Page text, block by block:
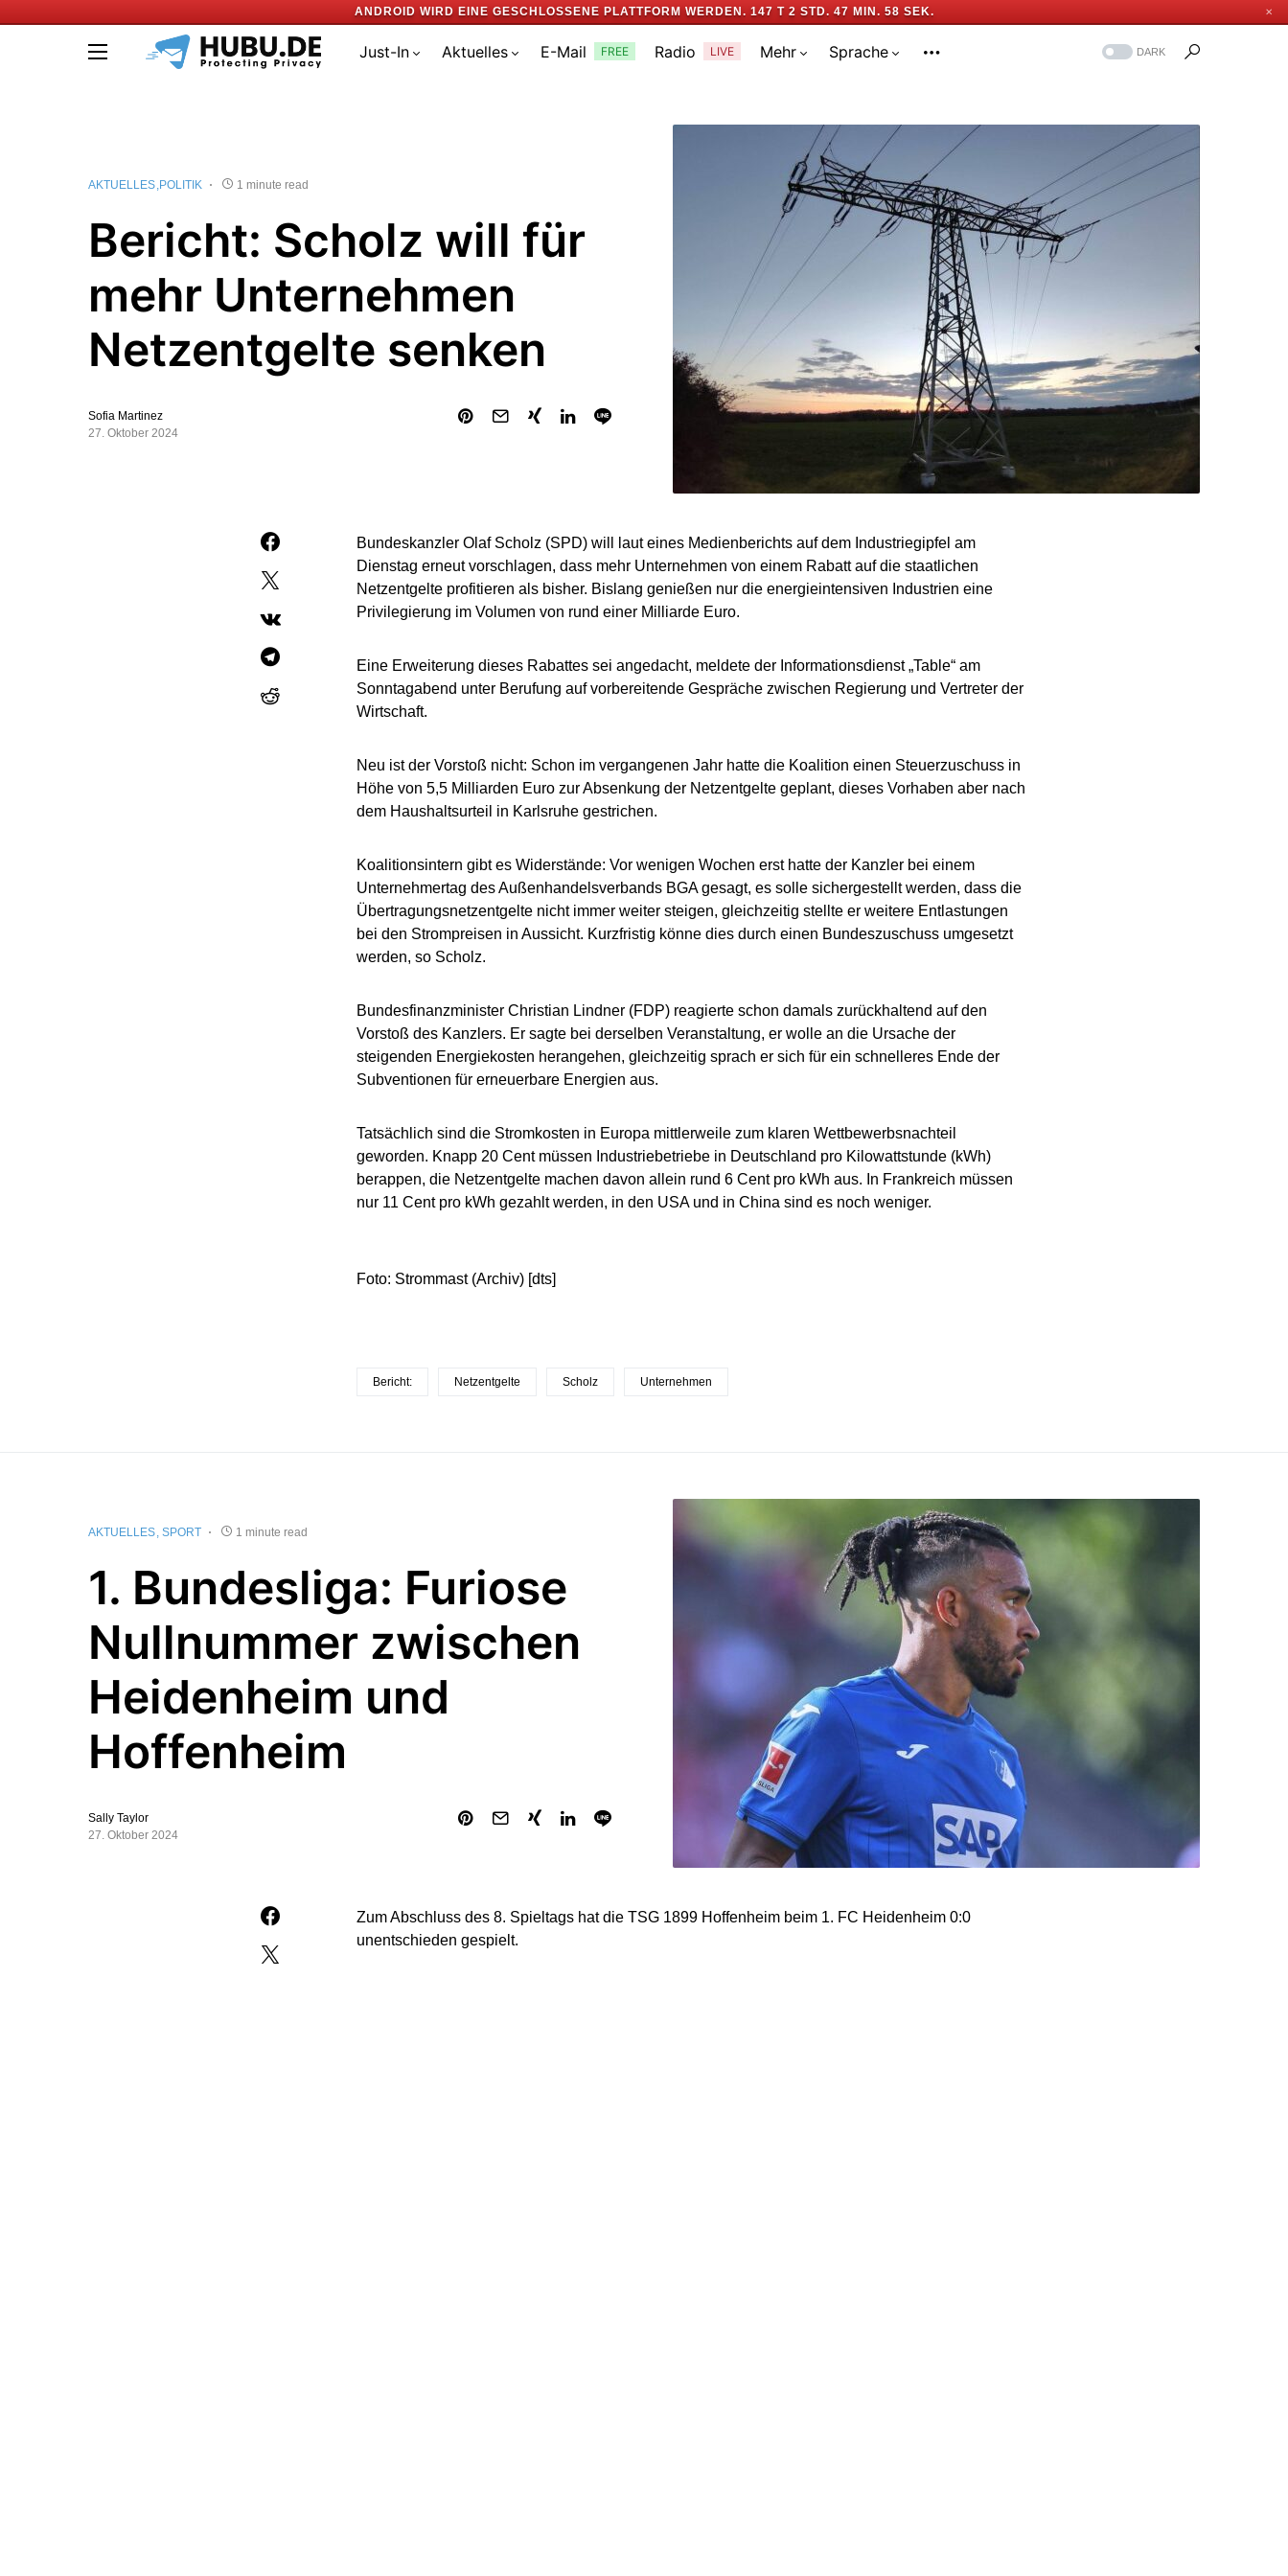
ANDROID WIRD EINE GESCHLOSSENE PLATTFORM WERDEN. 147 T 2 STD. 47 MIN. 57 SEK. ✕
Just-In Aktuelles E-Mail FREE Radio LIVE Mehr Sprache DARK
AKTUELLES POLITIK 1 minute read
Bericht: Scholz will für
mehr Unternehmen
Netzentgelte senken
Sofia Martinez
27. Oktober 2024
Bundeskanzler Olaf Scholz (SPD) will laut eines Medienberichts auf dem Industriegipfel am
Dienstag erneut vorschlagen, dass mehr Unternehmen von einem Rabatt auf die staatlichen
Netzentgelte profitieren als bisher. Bislang genießen nur die energieintensiven Industrien eine
Privilegierung im Volumen von rund einer Milliarde Euro.
Eine Erweiterung dieses Rabattes sei angedacht, meldete der Informationsdienst „Table“ am
Sonntagabend unter Berufung auf vorbereitende Gespräche zwischen Regierung und Vertreter der
Wirtschaft.
Neu ist der Vorstoß nicht: Schon im vergangenen Jahr hatte die Koalition einen Steuerzuschuss in
Höhe von 5,5 Milliarden Euro zur Absenkung der Netzentgelte geplant, dieses Vorhaben aber nach
dem Haushaltsurteil in Karlsruhe gestrichen.
Koalitionsintern gibt es Widerstände: Vor wenigen Wochen erst hatte der Kanzler bei einem
Unternehmertag des Außenhandelsverbands BGA gesagt, es solle sichergestellt werden, dass die
Übertragungsnetzentgelte nicht immer weiter steigen, gleichzeitig stellte er weitere Entlastungen
bei den Strompreisen in Aussicht. Kurzfristig könne dies durch einen Bundeszuschuss umgesetzt
werden, so Scholz.
Bundesfinanzminister Christian Lindner (FDP) reagierte schon damals zurückhaltend auf den
Vorstoß des Kanzlers. Er sagte bei derselben Veranstaltung, er wolle an die Ursache der
steigenden Energiekosten herangehen, gleichzeitig sprach er sich für ein schnelleres Ende der
Subventionen für erneuerbare Energien aus.
Tatsächlich sind die Stromkosten in Europa mittlerweile zum klaren Wettbewerbsnachteil
geworden. Knapp 20 Cent müssen Industriebetriebe in Deutschland pro Kilowattstunde (kWh)
berappen, die Netzentgelte machen davon allein rund 6 Cent pro kWh aus. In Frankreich müssen
nur 11 Cent pro kWh gezahlt werden, in den USA und in China sind es noch weniger.
Foto: Strommast (Archiv) [dts]
Bericht: Netzentgelte Scholz Unternehmen
AKTUELLES SPORT 1 minute read
1. Bundesliga: Furiose
Nullnummer zwischen
Heidenheim und
Hoffenheim
Sally Taylor
27. Oktober 2024
Zum Abschluss des 8. Spieltags hat die TSG 1899 Hoffenheim beim 1. FC Heidenheim 0:0
unentschieden gespielt.